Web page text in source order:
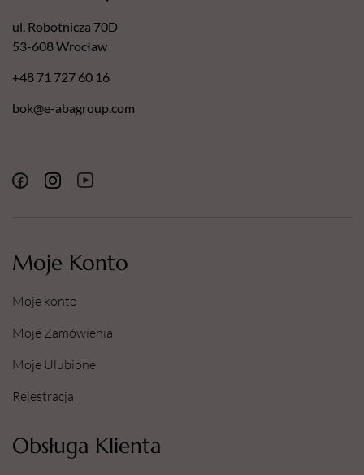
Moje Konto
Moje konto
Moje Zamówienia
Moje Ulubione
Rejestracja
Obsługa Klienta
ul. Robotnicza 70D
53-608 Wrocław
+48 71 727 60 16
bok@e-abagroup.com